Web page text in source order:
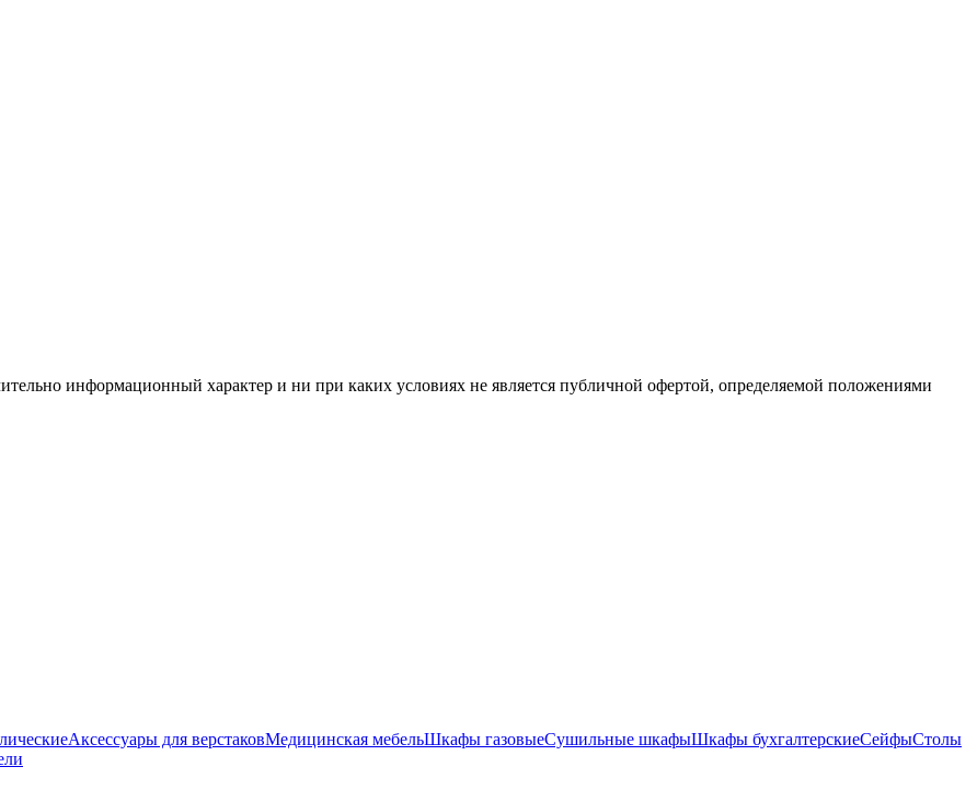
информационный характер и ни при каких условиях не является публичной офертой, определяемой положениями
Аксессуары для верстаковМедицинская мебельШкафы газовыеСушильные шкафыШкафы бухгалтерскиеСейфыСтолы